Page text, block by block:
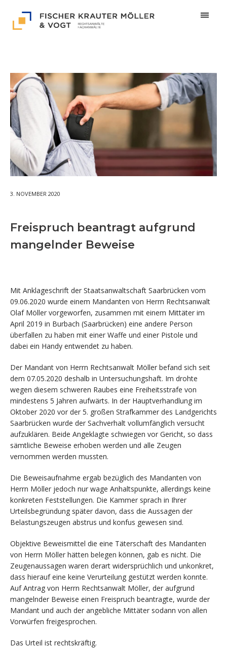
3. NOVEMBER 2020
Freispruch beantragt aufgrund
mangelnder Beweise
Mit Anklageschrift der Staatsanwaltschaft Saarbrücken vom
09.06.2020 wurde einem Mandanten von Herrn Rechtsanwalt
Olaf Möller vorgeworfen, zusammen mit einem Mittäter im
April 2019 in Burbach (Saarbrücken) eine andere Person
überfallen zu haben mit einer Waffe und einer Pistole und
dabei ein Handy entwendet zu haben.
Der Mandant von Herrn Rechtsanwalt Möller befand sich seit
dem 07.05.2020 deshalb in Untersuchungshaft. Im drohte
wegen diesem schweren Raubes eine Freiheitsstrafe von
mindestens 5 Jahren aufwärts. In der Hauptverhandlung im
Oktober 2020 vor der 5. großen Strafkammer des Landgerichts
Saarbrücken wurde der Sachverhalt vollumfänglich versucht
aufzuklären. Beide Angeklagte schwiegen vor Gericht, so dass
sämtliche Beweise erhoben werden und alle Zeugen
vernommen werden mussten.
Die Beweisaufnahme ergab bezüglich des Mandanten von
Herrn Möller jedoch nur wage Anhaltspunkte, allerdings keine
konkreten Feststellungen. Die Kammer sprach in Ihrer
Urteilsbegründung später davon, dass die Aussagen der
Belastungszeugen abstrus und konfus gewesen sind.
Objektive Beweismittel die eine Täterschaft des Mandanten
von Herrn Möller hätten belegen können, gab es nicht. Die
Zeugenaussagen waren derart widersprüchlich und unkonkret,
dass hierauf eine keine Verurteilung gestützt werden konnte.
Auf Antrag von Herrn Rechtsanwalt Möller, der aufgrund
mangelnder Beweise einen Freispruch beantragte, wurde der
Mandant und auch der angebliche Mittäter sodann von allen
Vorwürfen freigesprochen.
Das Urteil ist rechtskräftig.